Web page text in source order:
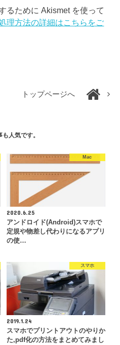
るために Akismet を使って
理方法の詳細はこちらをご
トップページへ
人気です。
Mac
2020.6.25
アンドロイド(Android)スマホで
定規や物差し代わりになるアプリ
の使…
スマホ
2019.1.24
スマホでプリントアウトのやりか
た,pdf化の方法をまとめてみまし